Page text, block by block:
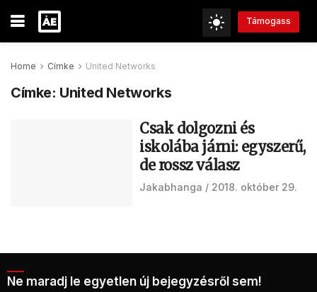
Támogass
Home Címke United Networks
Címke: United Networks
Csak dolgozni és
iskolába járni: egyszerű,
de rossz válasz
Jakabhanga 2018. október 29.
Ne maradj le egyetlen új bejegyzésről sem!